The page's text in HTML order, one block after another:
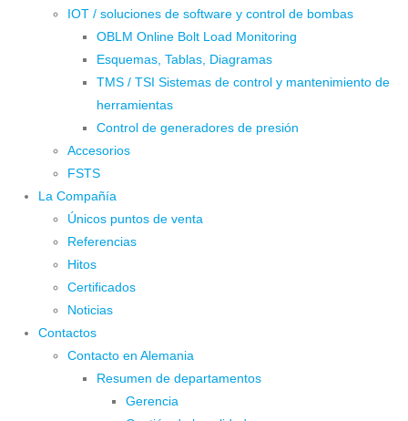
IOT / soluciones de software y control de bombas
OBLM Online Bolt Load Monitoring
Esquemas, Tablas, Diagramas
TMS / TSI Sistemas de control y mantenimiento de
herramientas
Control de generadores de presión
Accesorios
FSTS
La Compañía
Únicos puntos de venta
Referencias
Hitos
Certificados
Noticias
Contactos
Contacto en Alemania
Resumen de departamentos
Gerencia